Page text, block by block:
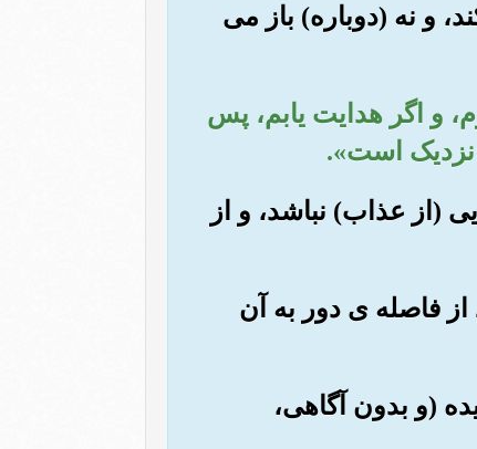
و نه (دوباره) باز می
و اگر هدایت یابم، پس
نزدیک است».
(از عذاب) نباشد، و از
از فاصله ی دور به آن
(و بدون آگاهی،